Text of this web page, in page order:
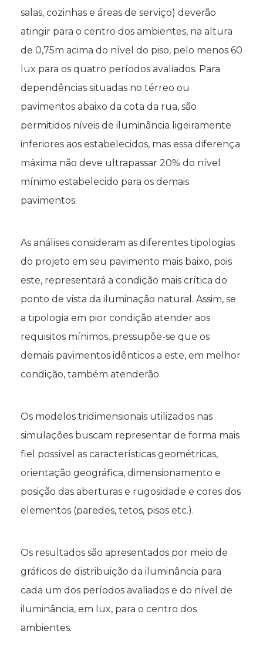
salas, cozinhas e áreas de serviço) deverão
atingir para o centro dos ambientes, na altura
de 0,75m acima do nível do piso, pelo menos 60
lux para os quatro períodos avaliados. Para
dependências situadas no térreo ou
pavimentos abaixo da cota da rua, são
permitidos níveis de iluminância ligeiramente
inferiores aos estabelecidos, mas essa diferença
máxima não deve ultrapassar 20% do nível
mínimo estabelecido para os demais
pavimentos.
As análises consideram as diferentes tipologias
do projeto em seu pavimento mais baixo, pois
este, representará a condição mais crítica do
ponto de vista da iluminação natural. Assim, se
a tipologia em pior condição atender aos
requisitos mínimos, pressupõe-se que os
demais pavimentos idênticos a este, em melhor
condição, também atenderão.
Os modelos tridimensionais utilizados nas
simulações buscam representar de forma mais
fiel possível as características geométricas,
orientação geográfica, dimensionamento e
posição das aberturas e rugosidade e cores dos
elementos (paredes, tetos, pisos etc.).
Os resultados são apresentados por meio de
gráficos de distribuição da iluminância para
cada um dos períodos avaliados e do nível de
iluminância, em lux, para o centro dos
ambientes.